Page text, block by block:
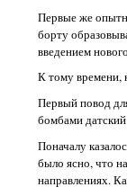
Первые же
борту
введением
К тому времени,
Первый повод
бомбами
Поначалу
было ясно, что
направлениях.